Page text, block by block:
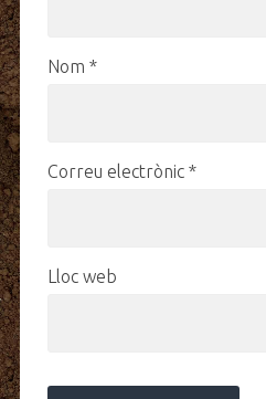
Nom *
Correu electrònic *
Lloc web